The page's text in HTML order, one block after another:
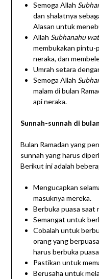
Semoga Allah
dan shalatnya
Alasan untuk
Allah Subhanahu
membukakan
neraka, dan
Umrah setara
Semoga Allah
malam di bulan
api neraka.
Sunnah-sunnah di
Bulan Ramadan yang
sunnah yang harus
Berikut ini adalah
Mengucapkan
masuknya mereka.
Berbuka puasa saat
Semangat untuk
Cobalah untuk
orang yang
harus berbuka
Pastikan untuk
Berusaha untuk